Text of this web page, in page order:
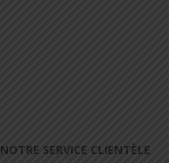
NOTRE SERVICE CLIENTÈLE